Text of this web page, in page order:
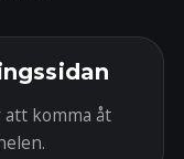
komma åt